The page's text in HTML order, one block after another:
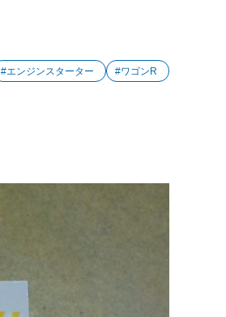
#エンジンスターター #ワゴンR